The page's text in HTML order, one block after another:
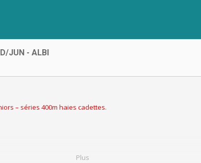
JUN - ALBI
Plus
– séries 400m haies cadettes.